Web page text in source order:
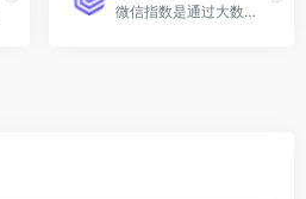
微信指数是通过大数据分析反映关键词或主题在微信平台上的热度趋势工具。